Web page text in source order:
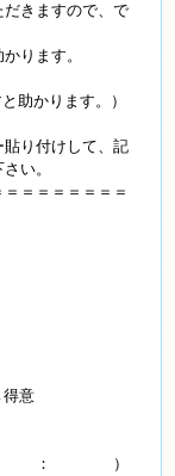
きますので、で
ります。
助かります。）
り付けして、記
い。
＝＝＝＝＝＝＝
意
～ ： ）